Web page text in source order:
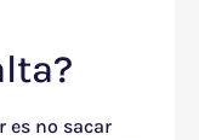
es no sacar